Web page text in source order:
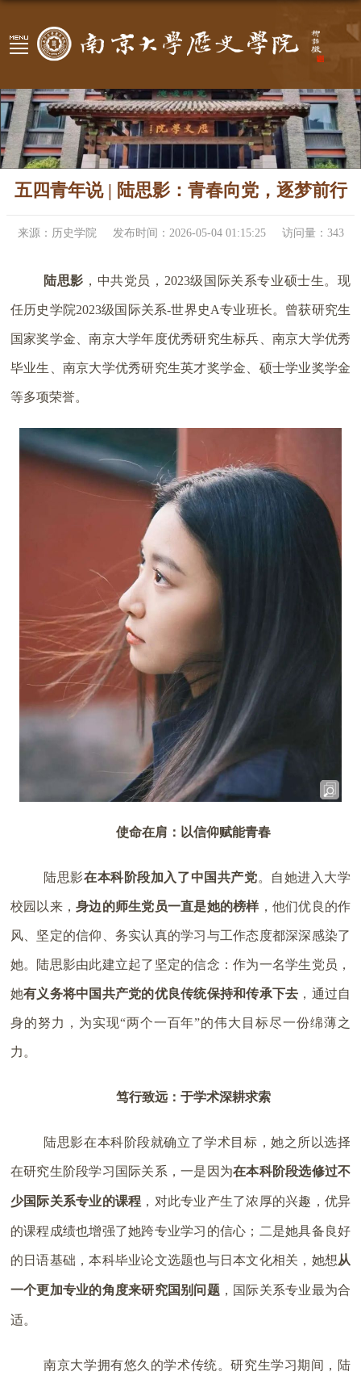
五四青年说 | 陆思影：青春向党，逐梦前行
来源：历史学院 发布时间：2026-05-04 01:15:25 访问量： 343
陆思影 ，中共党员，2023级 国际关系专业硕士生。现
任历史学院2023级国际关系-世界史A专业班长。曾获研究生
国家奖学金、南京大学年度优秀研究生标兵、南京大学优秀
毕业生、南京大学优秀研究生英才奖学金、硕士学业奖学金
等多项荣誉。
使命在肩：以信仰赋能青春
陆思影在本科阶段加入了中国共产党。自她进入大学
校园以来，身边的师生党员一直是她的榜样，他们优良的作
风、坚定的信仰、务实认真的学习与工作态度都深深感染了
她。陆思影由此建立起了坚定的信念：作为一名学生党员，
她有义务将中国共产党的优良传统保持和传承下去 ，通过自
身的努力，为实现“两个一百年”的伟大目标尽一份绵薄之
力。
笃行致远：于学术深耕求索
陆思影在本科阶段就确立了学术目标，她之所以选择
在研究生阶段学习国际关系，一是因为在本科阶段选修过不
少国际关系专业的课程 ，对此专业产生了浓厚的兴趣，优异
的课程成绩也增强了她跨专业学习的信心；二是她具备良好
的日语基础，本科毕业论文选题也与日本文化相关，她想从
一个更加专业的角度来研究国别问题，国际关系专业最为合
适。
南京大学拥有悠久的学术传统。研究生学习期间，陆